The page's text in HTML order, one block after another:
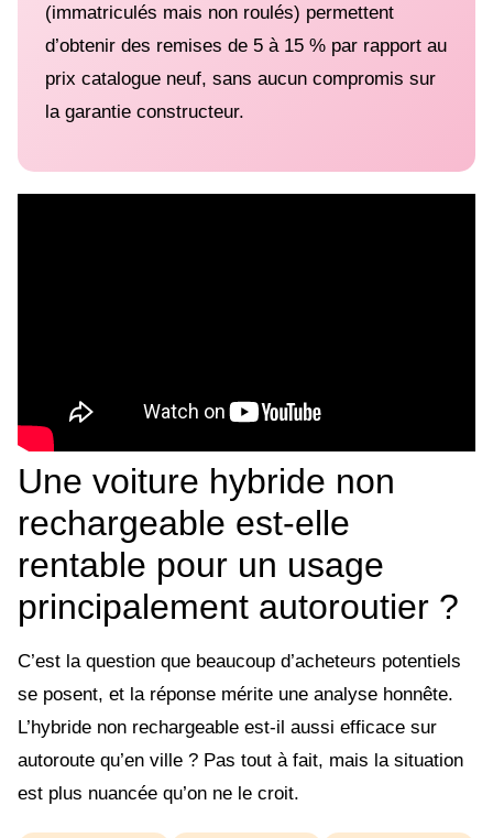
(immatriculés mais non roulés) permettent
d’obtenir des remises de 5 à 15 % par rapport au
prix catalogue neuf, sans aucun compromis sur
la garantie constructeur.
Une voiture hybride non
rechargeable est-elle
rentable pour un usage
principalement autoroutier ?
C’est la question que beaucoup d’acheteurs potentiels
se posent, et la réponse mérite une analyse honnête.
L’hybride non rechargeable est-il aussi efficace sur
autoroute qu’en ville ? Pas tout à fait, mais la situation
est plus nuancée qu’on ne le croit.